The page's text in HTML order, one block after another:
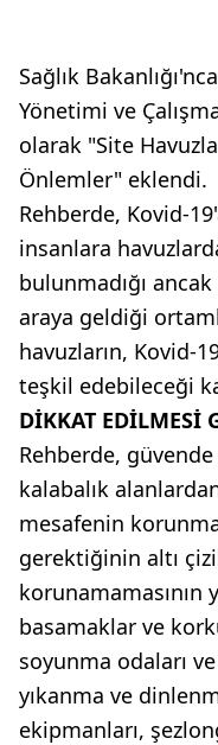
Sağlık
Yönetimi ve
olarak "Site
Önlemler" eklendi.
Rehberde, Kovid-
insanlara
bulunmadığı ancak
araya geldiği
havuzların, Kovid-
teşkil edebileceği
DİKKAT EDİLMESİ
Rehberde,
kalabalık
mesafenin
gerektiğinin altı
korunamamasının
basamaklar ve
soyunma odaları
yıkanma ve
ekipmanları,